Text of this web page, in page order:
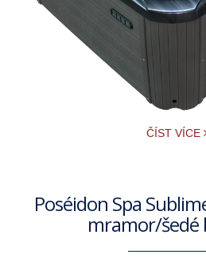
ČÍST VÍCE
Poséidon Spa
mramor/šedé